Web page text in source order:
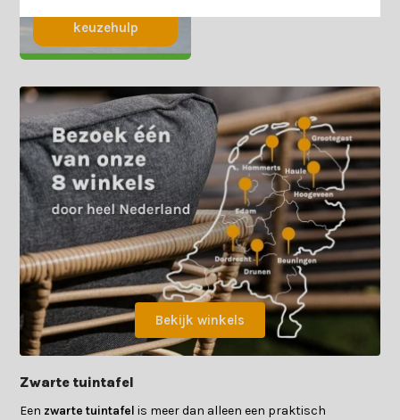
keuzehulp
Bekijk winkels
Zwarte tuintafel
Een zwarte tuintafel is meer dan alleen een praktisch